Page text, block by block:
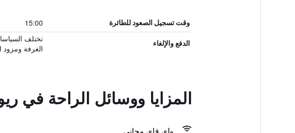
وقت تسجيل الصعود للطائرة 15:00
الدفع والإلغاء
تختلف
الغرفة ومزود
المزايا ووسائل الراحة في